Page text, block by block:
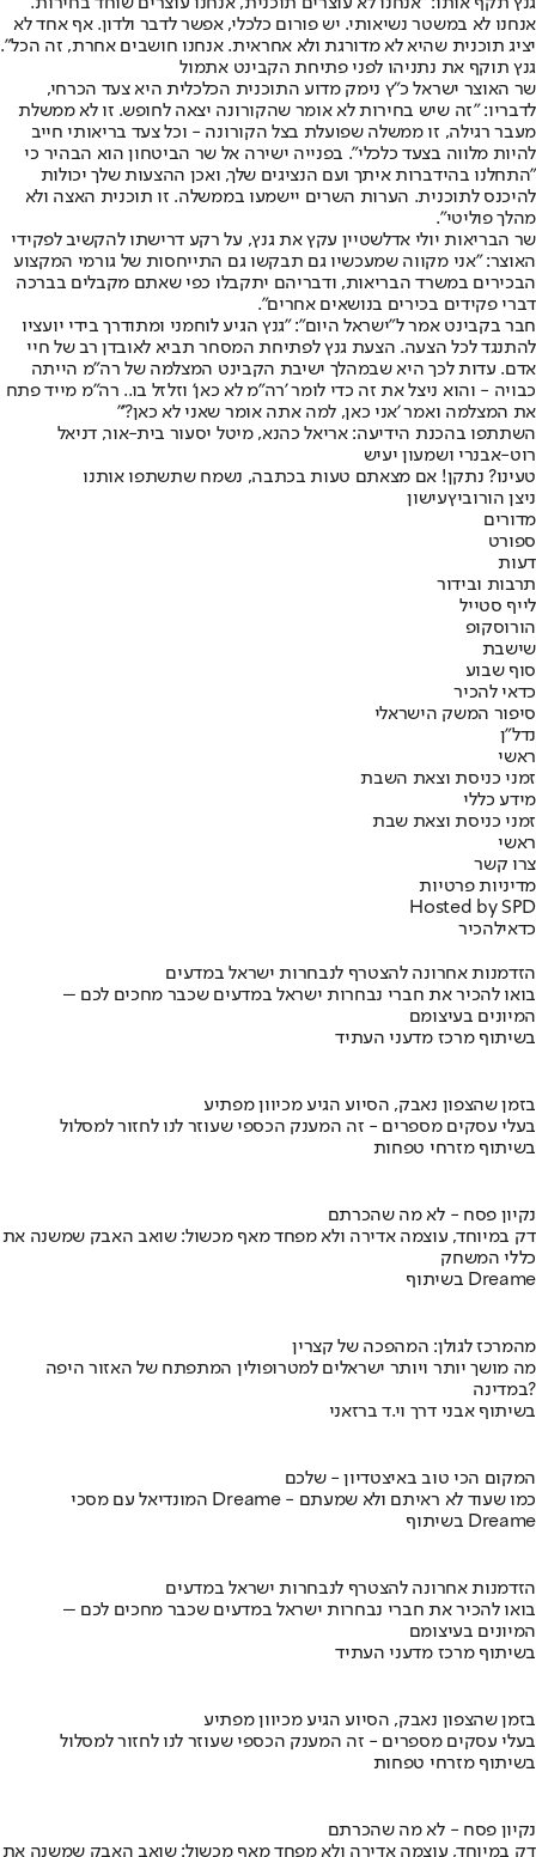
אנחנו לא במשטר נשיאותי. יש פורום כלכלי, אפשר לדבר ולדון. אף אחד לא
יציג תוכנית שהיא לא מדורגת ולא אחראית. אנחנו חושבים אחרת, זה הכל".
גנץ תוקף את נתניהו לפני פתיחת הקבינט אתמול
שר האוצר ישראל כ"ץ נימק מדוע התוכנית הכלכלית היא צעד הכרחי,
לדבריו: "זה שיש בחירות לא אומר שהקורונה יצאה לחופש. זו לא ממשלת
מעבר רגילה, זו ממשלה שפועלת בצל הקורונה - וכל צעד בריאותי חייב
להיות מלווה בצעד כלכלי". בפנייה ישירה אל שר הביטחון הוא הבהיר כי
"התחלנו בהידברות איתך ועם הנציגים שלך, ואכן ההצעות שלך יכולות
להיכנס לתוכנית. הערות השרים יישמעו בממשלה. זו תוכנית האצה ולא
מהלך פוליטי".
שר הבריאות יולי אדלשטיין עקץ את גנץ, על רקע דרישתו להקשיב לפקידי
האוצר: "אני מקווה שמעכשיו גם תבקשו גם התייחסות של גורמי המקצוע
הבכירים במשרד הבריאות, ודבריהם יתקבלו כפי שאתם מקבלים בברכה
דברי פקידים בכירים בנושאים אחרים".
חבר בקבינט אמר ל"ישראל היום": "גנץ הגיע לוחמני ומתודרך בידי יועציו
להתנגד לכל הצעה. הצעת גנץ לפתיחת המסחר תביא לאובדן רב של חיי
אדם. עדות לכך היא שבמהלך ישיבת הקבינט המצלמה של רה"מ הייתה
כבויה - והוא ניצל את זה כדי לומר 'רה"מ לא כאן' וזלזל בו.. רה"מ מייד פתח
את המצלמה ואמר 'אני כאן, למה אתה אומר שאני לא כאן?'"
השתתפו בהכנת הידיעה: אריאל כהנא, מיטל יסעור בית-אור, דניאל
רוט-אבנרי ושמעון יעיש
טעינו? נתקן! אם מצאתם טעות בכתבה, נשמח שתשתפו אותנו
ניצן הורוביץעישון
מדורים
ספורט
דעות
תרבות ובידור
לייף סטייל
הורוסקופ
שישבת
סוף שבוע
כדאי להכיר
סיפור המשק הישראלי
נדל"ן
ראשי
זמני כניסת וצאת השבת
מידע כללי
זמני כניסת וצאת שבת
ראשי
צרו קשר
מדיניות פרטיות
Hosted by SPD
כדאילהכיר
הזדמנות אחרונה להצטרף לנבחרות ישראל במדעים
בואו להכיר את חברי נבחרות ישראל במדעים שכבר מחכים לכם –
המיונים בעיצומם
בשיתוף מרכז מדעני העתיד
בזמן שהצפון נאבק, הסיוע הגיע מכיוון מפתיע
בעלי עסקים מספרים - זה המענק הכספי שעוזר לנו לחזור למסלול
בשיתוף מזרחי טפחות
נקיון פסח - לא מה שהכרתם
דק במיוחד, עוצמה אדירה ולא מפחד מאף מכשול: שואב האבק שמשנה את
כללי המשחק
בשיתוף Dreame
מהמרכז לגולן: המהפכה של קצרין
מה מושך יותר ויותר ישראלים למטרופולין המתפתח של האזור היפה
במדינה?
בשיתוף אבני דרך וי.ד ברזאני
המקום הכי טוב באיצטדיון - שלכם
המונדיאל עם מסכי Dreame - כמו שעוד לא ראיתם ולא שמעתם
בשיתוף Dreame
הזדמנות אחרונה להצטרף לנבחרות ישראל במדעים
בואו להכיר את חברי נבחרות ישראל במדעים שכבר מחכים לכם –
המיונים בעיצומם
בשיתוף מרכז מדעני העתיד
בזמן שהצפון נאבק, הסיוע הגיע מכיוון מפתיע
בעלי עסקים מספרים - זה המענק הכספי שעוזר לנו לחזור למסלול
בשיתוף מזרחי טפחות
נקיון פסח - לא מה שהכרתם
דק במיוחד, עוצמה אדירה ולא מפחד מאף מכשול: שואב האבק שמשנה את